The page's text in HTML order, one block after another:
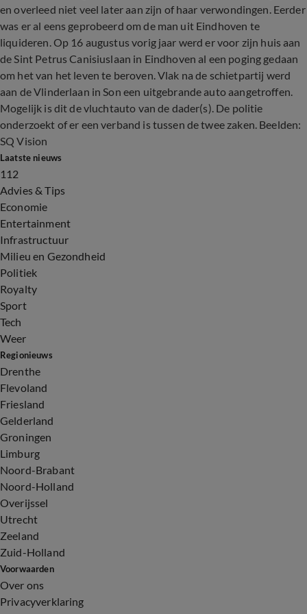
en overleed niet veel later aan zijn of haar verwondingen. Eerder
was er al eens geprobeerd om de man uit Eindhoven te
liquideren. Op 16 augustus vorig jaar werd er voor zijn huis aan
de Sint Petrus Canisiuslaan in Eindhoven al een poging gedaan
om het van het leven te beroven. Vlak na de schietpartij werd
aan de Vlinderlaan in Son een uitgebrande auto aangetroffen.
Mogelijk is dit de vluchtauto van de dader(s). De politie
onderzoekt of er een verband is tussen de twee zaken. Beelden:
SQ Vision
Laatste nieuws
112
Advies & Tips
Economie
Entertainment
Infrastructuur
Milieu en Gezondheid
Politiek
Royalty
Sport
Tech
Weer
Regionieuws
Drenthe
Flevoland
Friesland
Gelderland
Groningen
Limburg
Noord-Brabant
Noord-Holland
Overijssel
Utrecht
Zeeland
Zuid-Holland
Voorwaarden
Over ons
Privacyverklaring